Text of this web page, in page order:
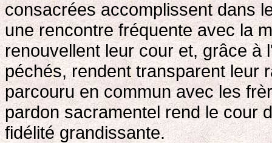
consacrées accomplissent dans
une rencontre fréquente avec la
renouvellent leur cour et, grâce à
péchés, rendent transparent leur
parcouru en commun avec les
pardon sacramentel rend le cour
fidélité grandissante.